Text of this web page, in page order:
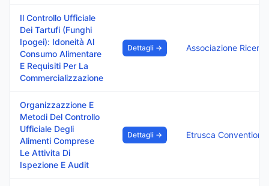
Il Controllo Ufficiale
Dei Tartufi (Funghi
Ipogei): Idoneità Al
Consumo Alimentare
E Requisiti Per La
Commercializzazione
Dettagli →
Organizzazzione E
Metodi Del Controllo
Ufficiale Degli
Alimenti Comprese
Le Attivita Di
Ispezione E Audit
Dettagli → Etrusca Conventions